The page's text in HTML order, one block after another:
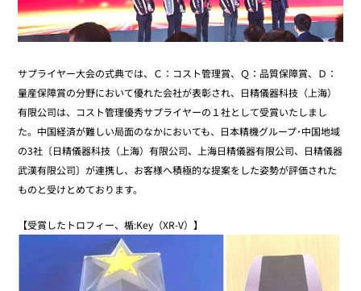
サプライヤー大会の式典では、Ｃ：コスト管理賞、Ｑ：品質保障賞、Ｄ：
量産保障賞の分野において優れた会社が表彰され、日精儀器科技（上海）
有限公司は、コスト管理優秀サプライヤーの１社として受賞いたしまし
た。中国経済が難しい局面のなかにおいても、日本精機グループ･中国地域
の3社〔日精儀器科技（上海）有限公司、上海日精儀器有限公司、日精儀器
武漢有限公司〕が連携し、お客様へ積極的な提案をした姿勢が評価された
ものと受けとめております。
【受賞したトロフィー、楯:Key（XR-V）】